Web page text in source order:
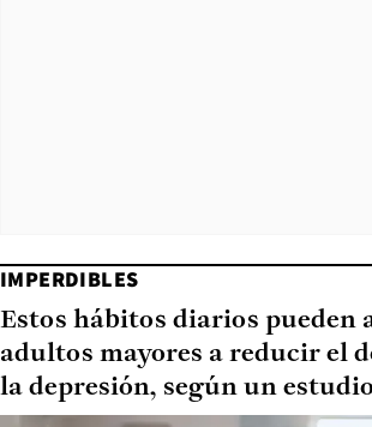
IMPERDIBLES
Estos hábitos diarios pueden
adultos mayores a reducir el
la depresión, según un estudio